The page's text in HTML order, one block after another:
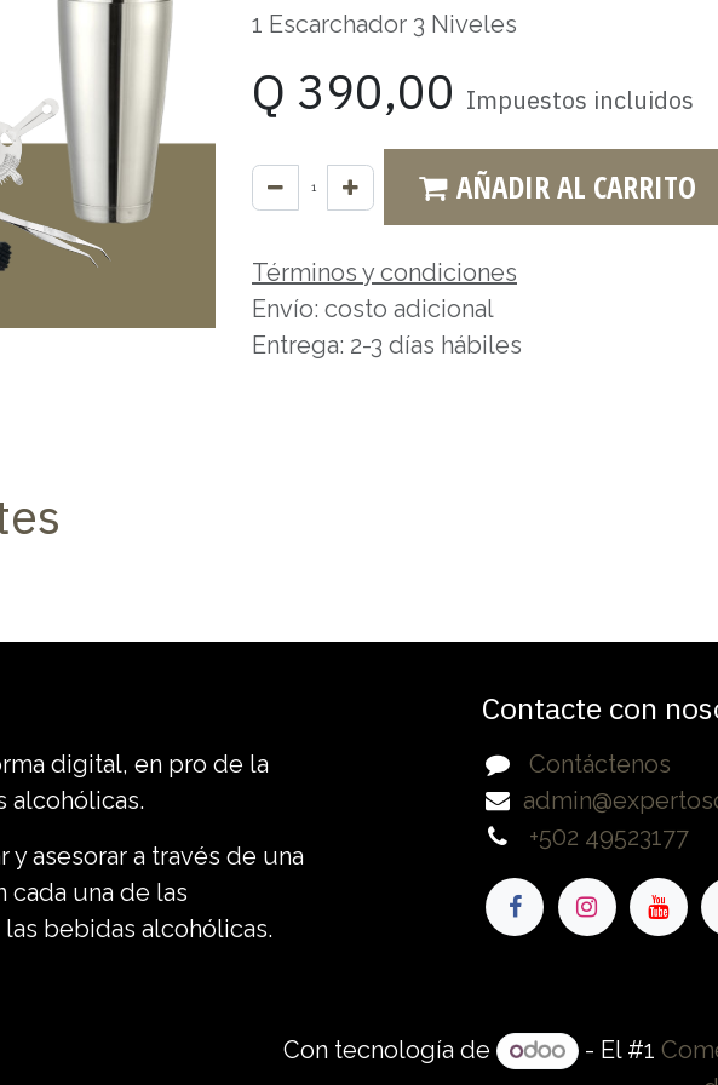
1 Escarchador 3 Niveles
Q 390,00 Impuestos incluidos
AÑADIR AL CARRITO
Términos y condiciones
Envío: costo adicional
Entrega: 2-3 días hábiles
digital, en pro de la
alcohólicas.
y asesorar a través de una
cada una de las
bebidas alcohólicas.
Contacte con
Contáctenos
+502 49523177
Con tecnología de - El #1